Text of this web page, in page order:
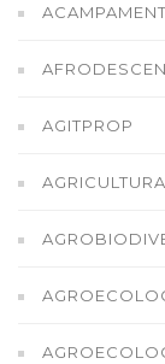
AGITPROP